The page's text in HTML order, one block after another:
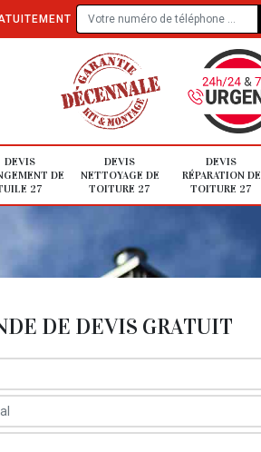
DEVIS
DE
27
DEVIS
NETTOYAGE DE
TOITURE 27
DEVIS
RÉPARATION DE
TOITURE 27
DE DEVIS GRATUIT